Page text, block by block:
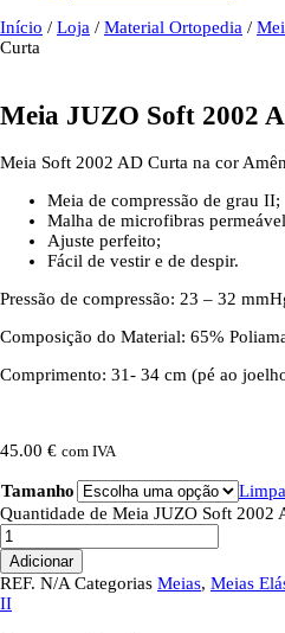
Início / Loja / Material Ortopedia /
Curta
Meia JUZO Soft 2002
Meia Soft 2002 AD Curta na cor
Meia de compressão de grau II;
Malha de microfibras
Ajuste perfeito;
Fácil de vestir e de despir.
Pressão de compressão: 23 – 32
Composição do Material: 65%
Comprimento: 31- 34 cm (pé ao
45.00 € com IVA
Tamanho
Quantidade de Meia JUZO Soft 2002
Adicionar
REF. N/ACategorias Meias, Meias
II